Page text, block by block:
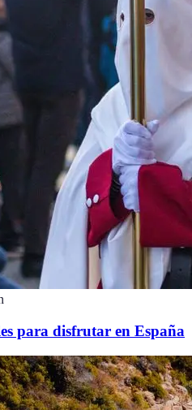
para disfrutar en España